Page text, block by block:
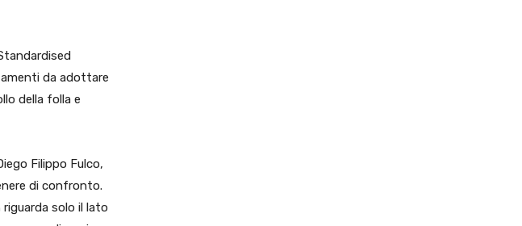
da adottare
della folla e
Filippo Fulco,
di confronto.
solo il lato